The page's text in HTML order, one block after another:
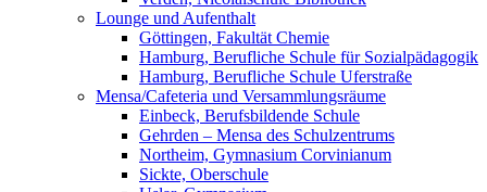
Lounge und Aufenthalt
Göttingen, Fakultät Chemie
Hamburg, Berufliche Schule für Sozialpädagogik
Hamburg, Berufliche Schule Uferstraße
Mensa/Cafeteria und Versammlungsräume
Einbeck, Berufsbildende Schule
Gehrden – Mensa des Schulzentrums
Northeim, Gymnasium Corvinianum
Sickte, Oberschule